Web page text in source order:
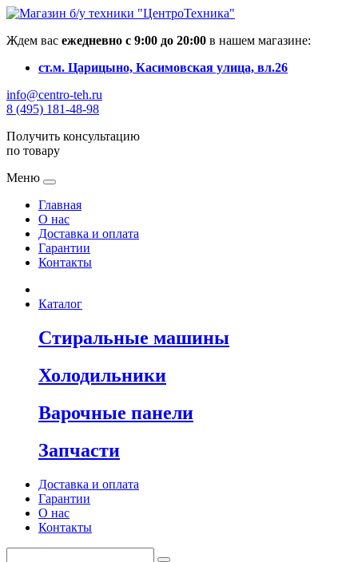
Ждем вас ежедневно с 9:00 до 20:00 в нашем магазине:
ст.м. Царицыно, Касимовская улица, вл.26
info@centro-teh.ru
8 (495) 181-48-98
Получить консультацию
по товару
Меню
Главная
О нас
Доставка и оплата
Гарантии
Контакты
Каталог
Стиральные машины
Холодильники
Варочные панели
Запчасти
Доставка и оплата
Гарантии
О нас
Контакты